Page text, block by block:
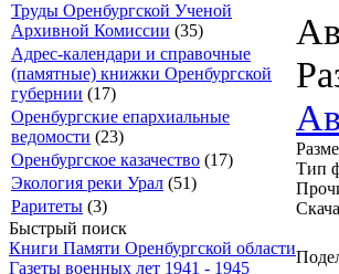
Труды Оренбургской Ученой
Архивной Комиссии (35)
Адрес-календари и справочные
(памятные) книжки Оренбургской
губернии (17)
Оренбургские епархиальные
ведомости (23)
Оренбургское казачество (17)
Экология реки Урал (51)
Раритеты (3)
Быстрый поиск
Книги Памяти Оренбургской области
Газеты военных лет 1941 - 1945
Тип